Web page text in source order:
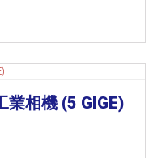
業相機 (5 GIGE)